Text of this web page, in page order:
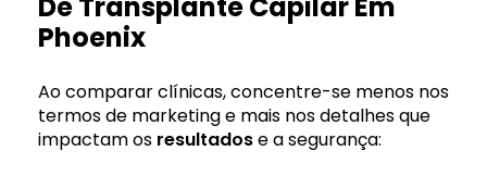
Phoenix
Ao comparar clínicas, concentre-se menos nos
termos de marketing e mais nos detalhes que
impactam os resultadose a segurança: